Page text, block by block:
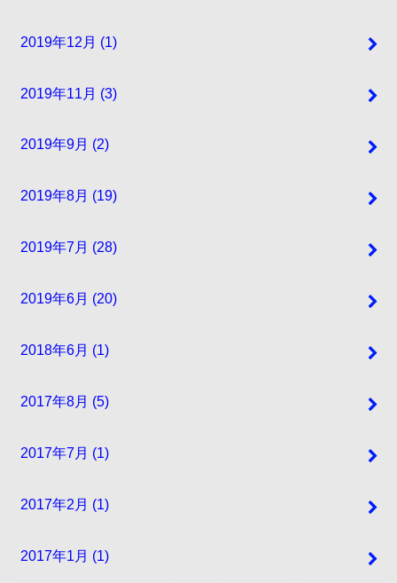
2019年12月 (1)
2019年11月 (3)
2019年9月 (2)
2019年8月 (19)
2019年7月 (28)
2019年6月 (20)
2018年6月 (1)
2017年8月 (5)
2017年7月 (1)
2017年2月 (1)
2017年1月 (1)